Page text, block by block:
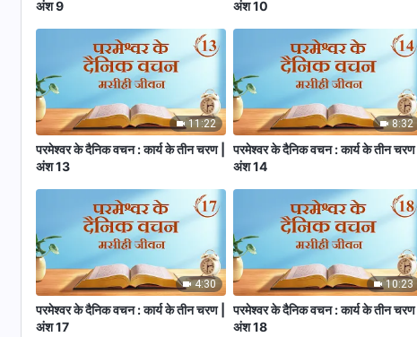
अंश 9
अंश 10
11:22
परमेश्वर के दैनिक वचन : कार्य के तीन चरण |
अंश 13
8:32
परमेश्वर के दैनिक वचन : कार्य के तीन चरण |
अंश 14
4:30
परमेश्वर के दैनिक वचन : कार्य के तीन चरण |
अंश 17
10:23
परमेश्वर के दैनिक वचन : कार्य के तीन चरण |
अंश 18